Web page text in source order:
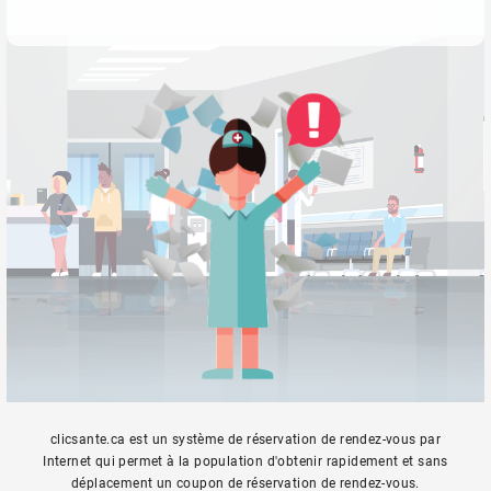
clicsante.ca est un système de réservation de rendez-vous par
Internet qui permet à la population d'obtenir rapidement et sans
déplacement un coupon de réservation de rendez-vous.